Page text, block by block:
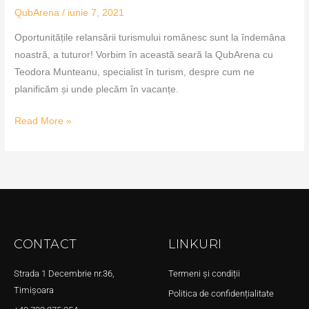
QubArena / iunie 7, 2021
Oportunitățile relansării turismului românesc sunt la îndemâna
noastră, a tuturor! Vorbim în această seară la QubArena cu
Teodora Munteanu, specialist în turism, despre cum ne
planificăm și unde plecăm în vacanțe.
Read More »
CONTACT
Strada 1 Decembrie nr.36,
Timișoara
LINKURI
Termeni și condiții
Politica de confidențialitate